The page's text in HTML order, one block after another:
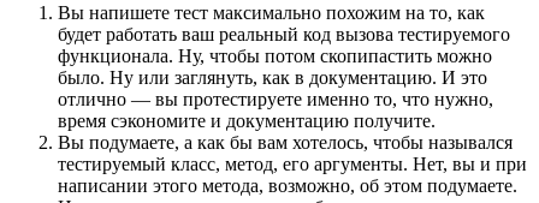
Вы напишете тест максимально похожим на то, как
будет работать ваш реальный код вызова тестируемого
функционала. Ну, чтобы потом скопипастить можно
было. Ну или заглянуть, как в документацию. И это
отлично — вы протестируете именно то, что нужно,
время сэкономите и документацию получите.
Вы подумаете, а как бы вам хотелось, чтобы назывался
тестируемый класс, метод, его аргументы. Нет, вы и при
написании этого метода, возможно, об этом подумаете.